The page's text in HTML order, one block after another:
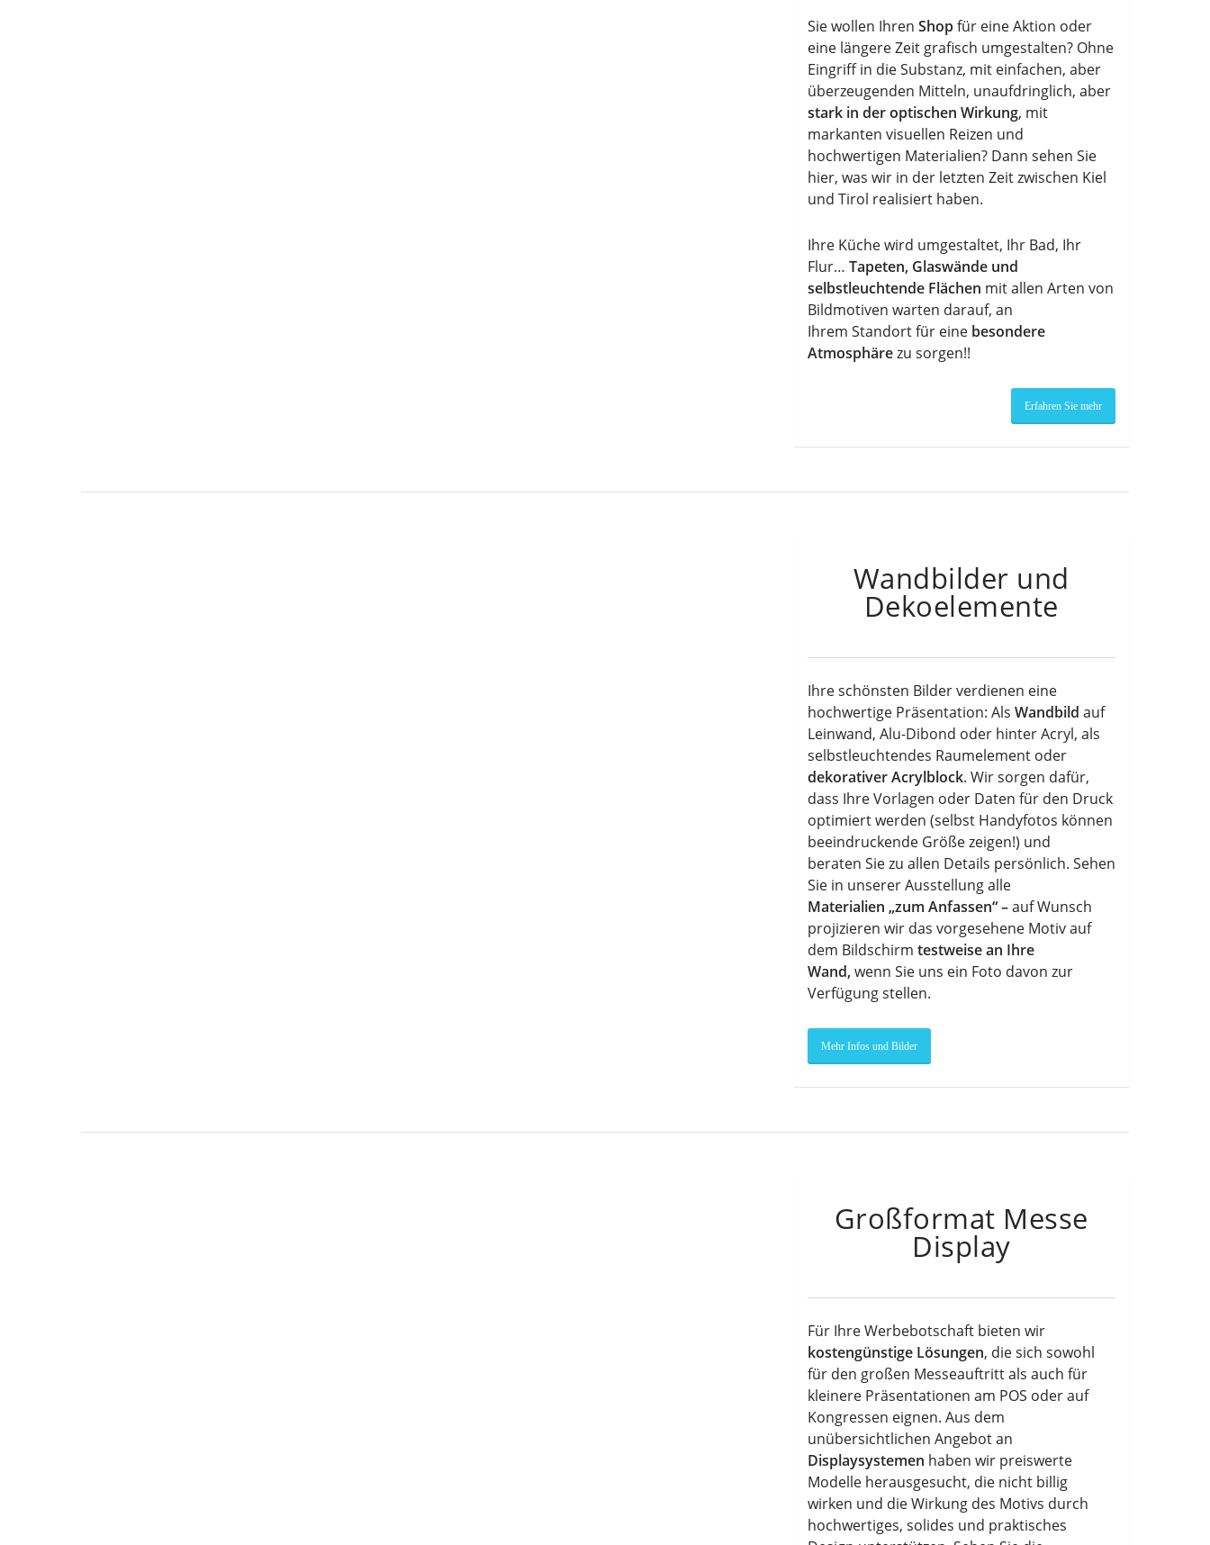
Sie wollen Ihren Shopfür eine Aktion oder
eine längere Zeit grafisch umgestalten? Ohne
Eingriff in die Substanz, mit einfachen, aber
überzeugenden Mitteln, unaufdringlich, aber
stark in der optischen Wirkung, mit
markanten visuellen Reizen und
hochwertigen Materialien? Dann sehen Sie
hier, was wir in der letzten Zeit zwischen Kiel
und Tirol realisiert haben.
Ihre Küche wird umgestaltet, Ihr Bad, Ihr
Flur… Tapeten, Glaswände und
selbstleuchtende Flächen mit allen Arten von
Bildmotiven warten darauf, an
Ihrem Standort für eine besondere
Atmosphärezu sorgen!!
Erfahren Sie mehr
Wandbilder und
Dekoelemente
Ihre schönsten Bilder verdienen eine
hochwertige Präsentation: Als Wandbild auf
Leinwand, Alu-Dibond oder hinter Acryl, als
selbstleuchtendes Raumelement oder
dekorativer Acrylblock. Wir sorgen dafür,
dass Ihre Vorlagen oder Daten für den Druck
optimiert werden (selbst Handyfotos können
beeindruckende Größe zeigen!) und
beraten Sie zu allen Details persönlich. Sehen
Sie in unserer Ausstellung alle
Materialien „zum Anfassen“ –auf Wunsch
projizieren wir das vorgesehene Motiv auf
dem Bildschirm testweise an Ihre
Wand, wenn Sie uns ein Foto davon zur
Verfügung stellen.
Mehr Infos und Bilder
Großformat Messe
Display
Für Ihre Werbebotschaft bieten wir
kostengünstige Lösungen, die sich sowohl
für den großen Messeauftritt als auch für
kleinere Präsentationen am POS oder auf
Kongressen eignen. Aus dem
unübersichtlichen Angebot an
Displaysystemen haben wir preiswerte
Modelle herausgesucht, die nicht billig
wirken und die Wirkung des Motivs durch
hochwertiges, solides und praktisches